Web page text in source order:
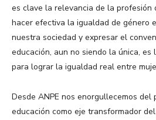
es clave la relevancia de la profesión
hacer efectiva la igualdad de género
nuestra sociedad y expresar el
educación, aun no siendo la única, es
para lograr la igualdad real entre
Desde ANPE nos enorgullecemos del
educación como eje transformador